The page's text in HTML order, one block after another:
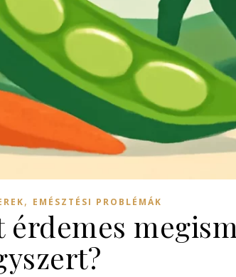
, EMÉSZTÉSI PROBLÉMÁK